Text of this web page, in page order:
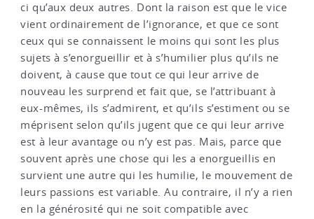
ci qu’aux deux autres. Dont la raison est que le vice
vient ordinairement de l’ignorance, et que ce sont
ceux qui se connaissent le moins qui sont les plus
sujets à s’enorgueillir et à s’humilier plus qu’ils ne
doivent, à cause que tout ce qui leur arrive de
nouveau les surprend et fait que, se l’attribuant à
eux-mêmes, ils s’admirent, et qu’ils s’estiment ou se
méprisent selon qu’ils jugent que ce qui leur arrive
est à leur avantage ou n’y est pas. Mais, parce que
souvent après une chose qui les a enorgueillis en
survient une autre qui les humilie, le mouvement de
leurs passions est variable. Au contraire, il n’y a rien
en la générosité qui ne soit compatible avec